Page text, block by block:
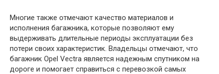
Многие также отмечают качество материалов и
исполнения багажника, которые позволяют ему
выдерживать длительные периоды эксплуатации без
потери своих характеристик. Владельцы отмечают, что
багажник Opel Vectra является надежным спутником на
дороге и помогает справиться с перевозкой самых